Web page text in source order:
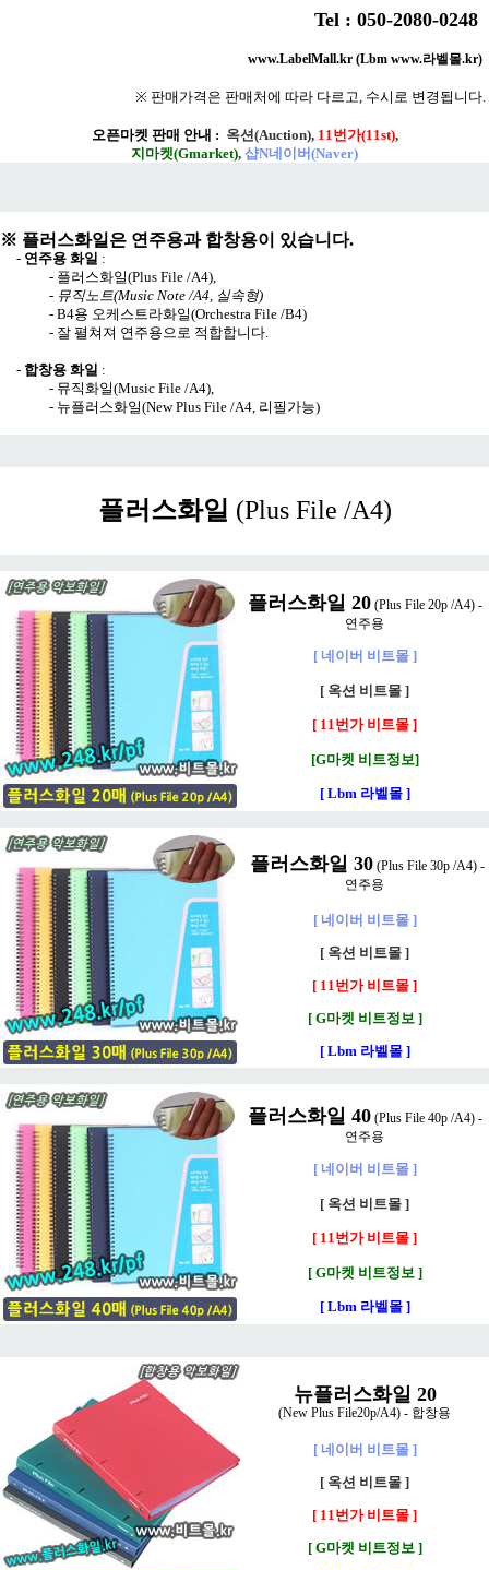
Tel : 050-2080-0248
www.LabelMall.kr (Lbm www.라벨몰.kr)
※ 판매가격은 판매처에 따라 다르고, 수시로 변경됩니다.
오픈마켓 판매 안내 : 옥션(Auction), 11번가(11st),
지마켓(Gmarket), 샵N네이버(Naver)
※ 플러스화일은 연주용과 합창용이 있습니다.
- 연주용 화일 :
- 플러스화일(Plus File /A4)
- 뮤직노트(Music Note /A4, 실속형)
- B4용 오케스트라화일(Orchestra File /B4)
- 잘 펼쳐져 연주용으로 적합합니다.
- 합창용 화일 :
- 뮤직화일(Music File /A4)
- 뉴플러스화일(New Plus File /A4, 리필가능)
플러스화일 (Plus File /A4)
플러스화일 20 (Plus File 20p /A4) -
연주용
[ 네이버 비트몰 ]
[ 옥션 비트몰 ]
[ 11번가 비트몰 ]
[G마켓 비트정보]
[ Lbm 라벨몰 ]
플러스화일 30 (Plus File 30p /A4) -
연주용
[ 네이버 비트몰 ]
[ 옥션 비트몰 ]
[ 11번가 비트몰 ]
[ G마켓 비트정보 ]
[ Lbm 라벨몰 ]
플러스화일 40 (Plus File 40p /A4) -
연주용
[ 네이버 비트몰 ]
[ 옥션 비트몰 ]
[ 11번가 비트몰 ]
[ G마켓 비트정보 ]
[ Lbm 라벨몰 ]
뉴플러스화일 20
(New Plus File20p/A4) - 합창용
[ 네이버 비트몰 ]
[ 옥션 비트몰 ]
[ 11번가 비트몰 ]
[ G마켓 비트정보 ]